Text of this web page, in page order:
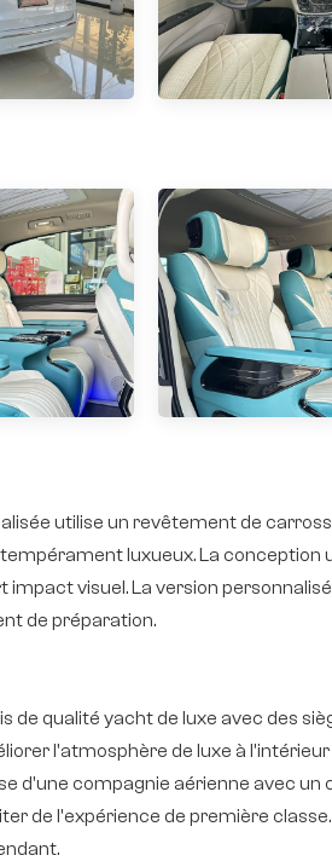
utilise un revêtement de
luxueux. La conception
impact visuel. La version
de préparation.
de qualité yacht de luxe avec des
l'atmosphère de luxe à l'intérieur
d'une compagnie aérienne avec un
de l'expérience de première classe.